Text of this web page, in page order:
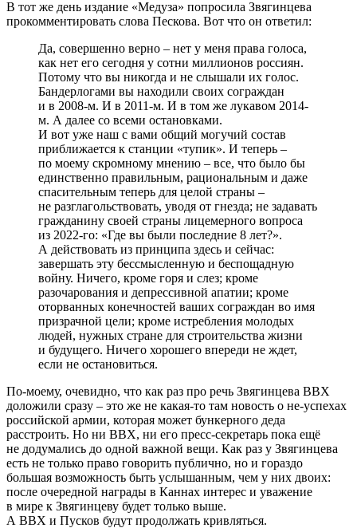
В тот же день издание «Медуза» попросила Звягинцева
прокомментировать слова Пескова. Вот что он ответил:
Да, совершенно верно – нет у меня права голоса,
как нет его сегодня у сотни миллионов россиян.
Потому что вы никогда и не слышали их голос.
Бандерлогами вы находили своих сограждан
и в 2008-м. И в 2011-м. И в том же лукавом 2014-
м. А далее со всеми остановками.
И вот уже наш с вами общий могучий состав
приближается к станции «тупик». И теперь –
по моему скромному мнению – все, что было бы
единственно правильным, рациональным и даже
спасительным теперь для целой страны –
не разглагольствовать, уводя от гнезда; не задавать
гражданину своей страны лицемерного вопроса
из 2022-го: «Где вы были последние 8 лет?».
А действовать из принципа здесь и сейчас:
завершать эту бессмысленную и беспощадную
войну. Ничего, кроме горя и слез; кроме
разочарования и депрессивной апатии; кроме
оторванных конечностей ваших сограждан во имя
призрачной цели; кроме истребления молодых
людей, нужных стране для строительства жизни
и будущего. Ничего хорошего впереди не ждет,
если не остановиться.
По-моему, очевидно, что как раз про речь Звягинцева ВВХ
доложили сразу – это же не какая-то там новость о не-успехах
российской армии, которая может бункерного деда
расстроить. Но ни ВВХ, ни его пресс-секретарь пока ещё
не додумались до одной важной вещи. Как раз у Звягинцева
есть не только право говорить публично, но и гораздо
большая возможность быть услышанным, чем у них двоих:
после очередной награды в Каннах интерес и уважение
в мире к Звягинцеву будет только выше.
А ВВХ и Пусков будут продолжать кривляться.